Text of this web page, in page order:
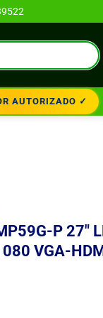
AUTORIZADO ✓
P 27″
VGA-